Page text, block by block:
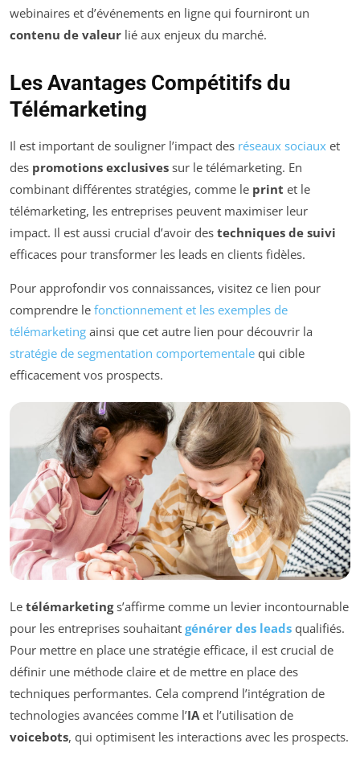
webinaires et d’événements en ligne qui fourniront un
contenu de valeur lié aux enjeux du marché.
Les Avantages Compétitifs du
Télémarketing
Il est important de souligner l’impact des réseaux sociaux et
des promotions exclusives sur le télémarketing. En
combinant différentes stratégies, comme le print et le
télémarketing, les entreprises peuvent maximiser leur
impact. Il est aussi crucial d’avoir des techniques de suivi
efficaces pour transformer les leads en clients fidèles.
Pour approfondir vos connaissances, visitez ce lien pour
comprendre le fonctionnement et les exemples de
télémarketing ainsi que cet autre lien pour découvrir la
stratégie de segmentation comportementale qui cible
efficacement vos prospects.
Le télémarketings’affirme comme un levier incontournable
pour les entreprises souhaitant générer des leads qualifiés.
Pour mettre en place une stratégie efficace, il est crucial de
définir une méthode claire et de mettre en place des
techniques performantes. Cela comprend l’intégration de
technologies avancées comme l’IAet l’utilisation de
voicebots, qui optimisent les interactions avec les prospects.